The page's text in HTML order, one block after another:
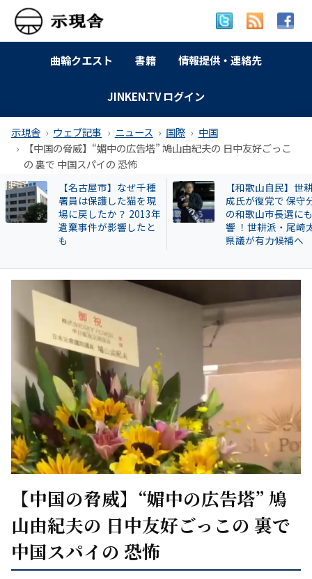
曲輪クエスト 書籍 情報提供・連絡先
JINKEN.TV ログイン
示現舎 ウェブ記事 ニュース 国際
中国
【中国の脅威】“媚中の広告塔” 鳩山由紀夫の 日中友好ごっこ
の 裏で 中国スパイの 恐怖
【名古屋市】なぜ千種
署員は保護した猫を現
場に戻したか？ 2013年
遺棄事件が影響したと
【和歌山自民】世耕弘
成氏が復党で 保守分裂
の和歌山市長選にも影
響 ！世耕派・尾崎太郎
県議が有力候補へ
【中国の脅威】“媚中の広告塔” 鳩
山由紀夫の 日中友好ごっこの 裏で
中国スパイの 恐怖